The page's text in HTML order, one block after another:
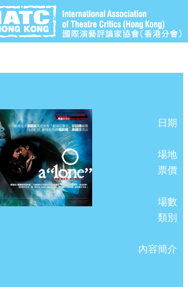
日期
場地
票價
場數
類別
內容簡介